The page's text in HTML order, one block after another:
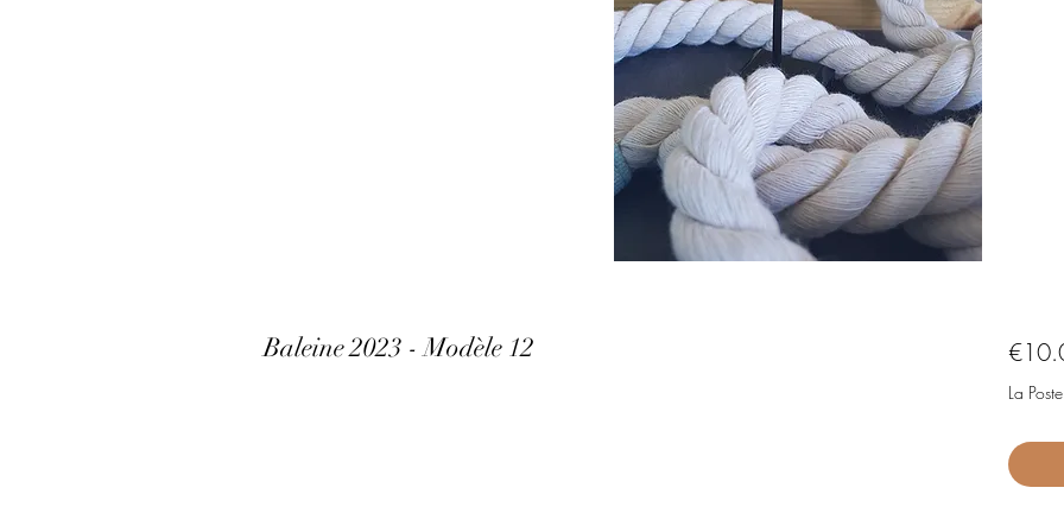
Baleine 2023 - Modèle 12
La Poste